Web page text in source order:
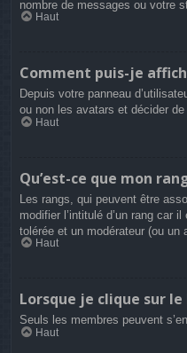
nombre de messages ou votre
Haut
Comment puis-je
Depuis votre panneau
ou non les avatars et décider
Haut
Qu’est-ce que mon
Les rangs, qui peuvent être
modifier l’intitulé d’un rang car
tolérée et un modérateur (ou un
Haut
Lorsque je clique sur le
Seuls les membres peuvent
Haut